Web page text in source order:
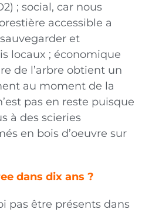
; social, car nous
accessible a
et
locaux ; économique
de l’arbre obtient un
au moment de la
pas en reste puisque
à des scieries
en bois d’oeuvre sur
dans dix ans ?
pas être présents dans